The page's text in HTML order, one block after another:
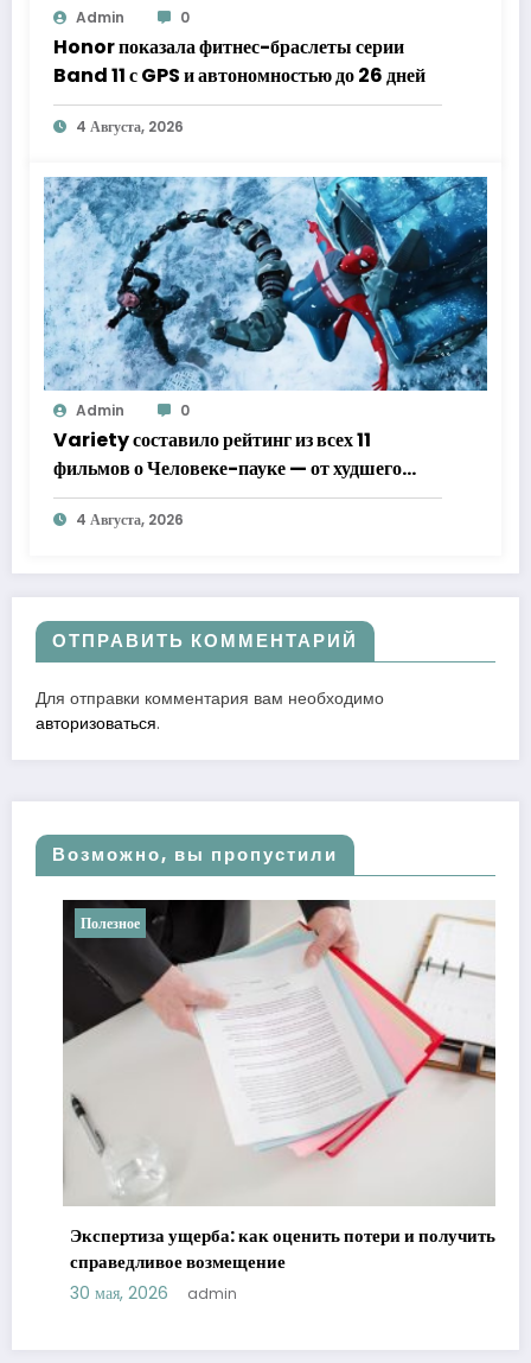
Admin 0
Honor показала фитнес-браслеты серии
Band 11 с GPS и автономностью до 26 дней
4 Августа, 2026
Admin 0
Variety составило рейтинг из всех 11
фильмов о Человеке-пауке — от худшего
к лучшему
4 Августа, 2026
ОТПРАВИТЬ КОММЕНТАРИЙ
Для отправки комментария вам необходимо
авторизоваться.
Возможно, вы пропустили
Полезное
Экспертиза ущерба: как оценить потери и получить
справедливое возмещение
30 мая, 2026 admin